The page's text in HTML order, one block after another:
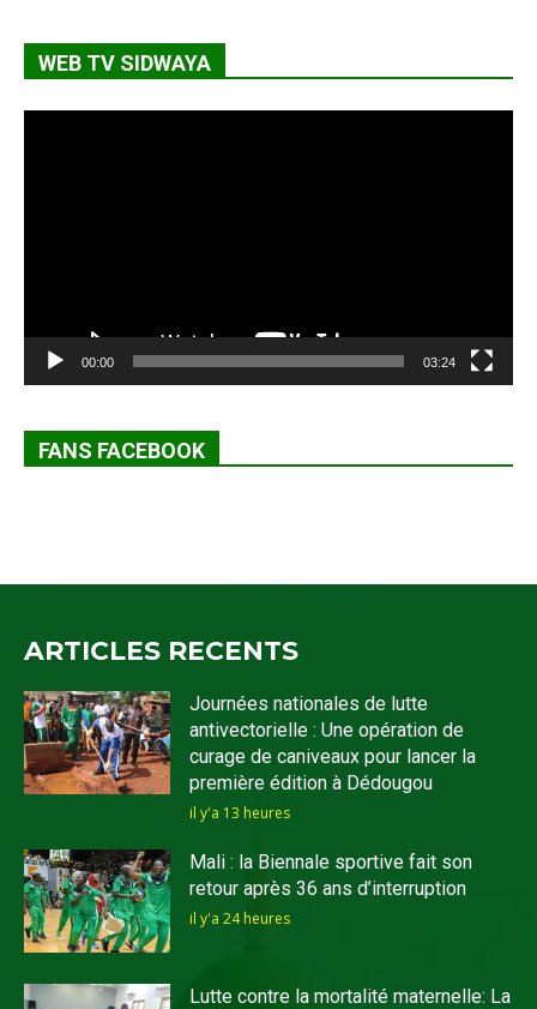
WEB TV SIDWAYA
00:00 03:24
FANS FACEBOOK
ARTICLES RECENTS
Journées nationales de lutte
antivectorielle : Une opération de
curage de caniveaux pour lancer la
première édition à Dédougou
il y'a 13 heures
Mali : la Biennale sportive fait son
retour après 36 ans d’interruption
il y'a 24 heures
Lutte contre la mortalité maternelle: La